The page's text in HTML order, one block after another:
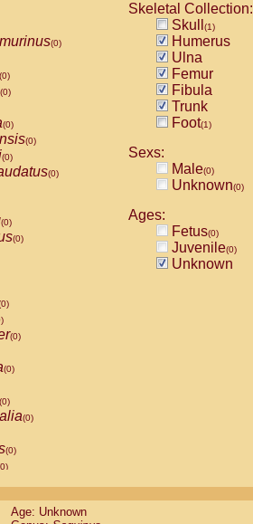
(0)
(0)
(0)
(0)
(0)
(0)
(0)
(0)
(0)
(0)
(0)
(0)
(0)
(0)
(0)
Skeletal Collection:
Skull (1)
Humerus
Ulna
Femur
Fibula
Trunk
Foot(1)
Sexs:
Male(0)
Unknown(0)
Ages:
Fetus(0)
Juvenile(0)
Unknown
Age: Unknown